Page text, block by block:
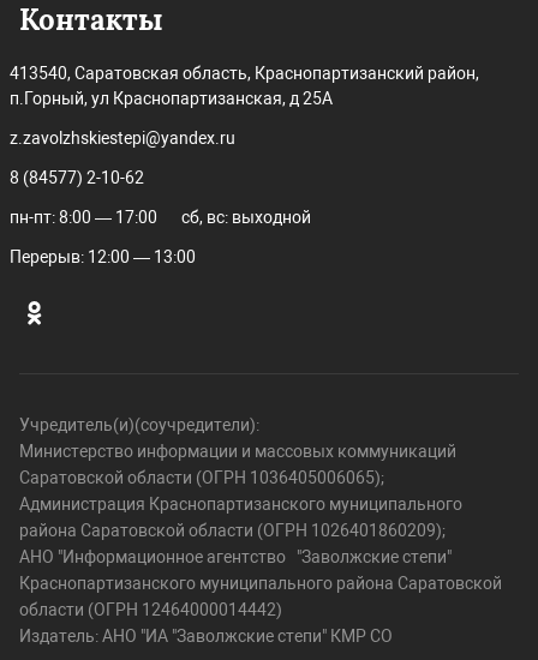
Контакты
413540, Саратовская область, Краснопартизанский район,
п.Горный, ул Краснопартизанская, д 25А
z.zavolzhskiestepi@yandex.ru
8 (84577) 2-10-62
пн-пт: 8:00 — 17:00 сб, вс: выходной
Перерыв: 12:00 — 13:00
Учредитель(и)(соучредители):
Министерство информации и массовых коммуникаций
Саратовской области (ОГРН 1036405006065);
Администрация Краснопартизанского муниципального
района Саратовской области (ОГРН 1026401860209);
АНО "Информационное агентство "Заволжские степи"
Краснопартизанского муниципального района Саратовской
области (ОГРН 12464000014442)
Издатель: АНО "ИА "Заволжские степи" КМР СО